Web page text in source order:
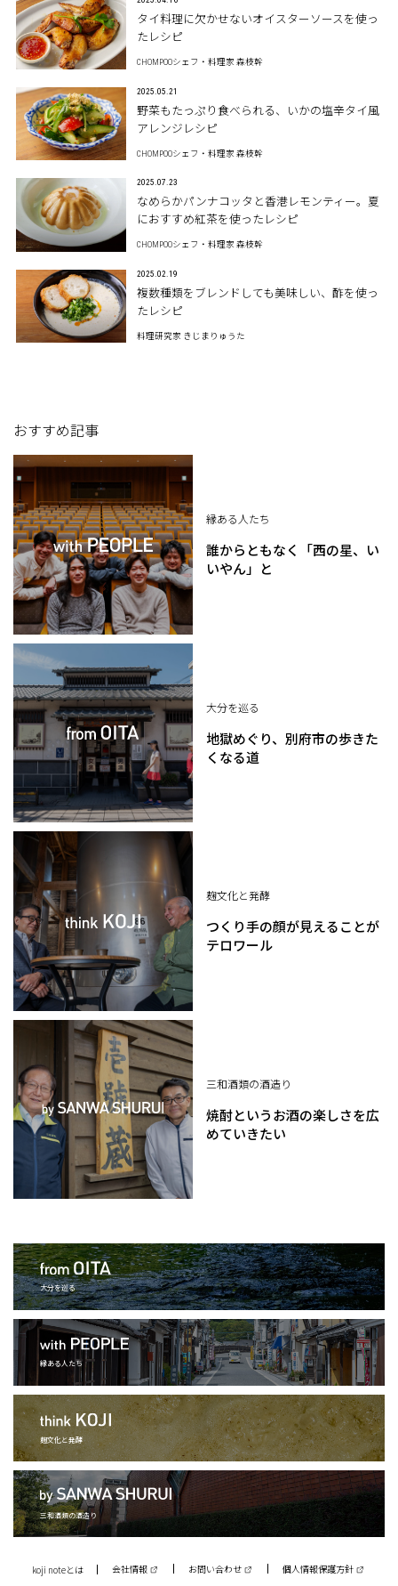
2025.02.19
複数種類をブレンドしても美味しい、酢を使っ
たレシピ
料理研究家 きじまりゅうた
タイ料理に欠かせないオイスターソースを使っ
たレシピ
CHOMPOOシェフ・料理家 森枝幹
2025.05.21
野菜もたっぷり食べられる、いかの塩辛タイ風
アレンジレシピ
CHOMPOOシェフ・料理家 森枝幹
2025.07.23
なめらかパンナコッタと香港レモンティー。夏
におすすめ紅茶を使ったレシピ
CHOMPOOシェフ・料理家 森枝幹
おすすめ記事
大分を巡る
地獄めぐり、別府市の歩きた
くなる道
三和酒類の酒造り
焼酎というお酒の楽しさを広
めていきたい
麹文化と発酵
つくり手の顔が見えることが
テロワール
縁ある人たち
誰からともなく「西の星、い
いやん」と
大分を巡る
縁ある人たち
麹文化と発酵
三和酒類の酒造り
koji noteとは 会社情報 お問い合わせ 個人情報保護方針